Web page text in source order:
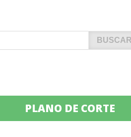
PLANO DE CORTE